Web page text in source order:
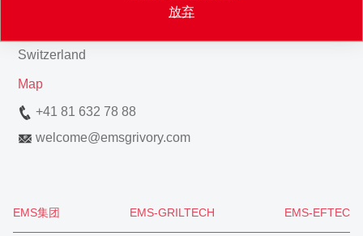
放弃
Switzerland
Map
+41 81 632 78 88
welcome@emsgrivory.com
EMS集团 EMS-GRILTECH EMS-EFTEC